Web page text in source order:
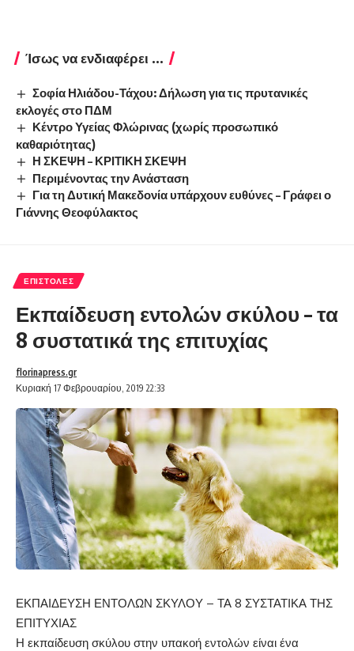
Ίσως να ενδιαφέρει ...
Σοφία Ηλιάδου-Τάχου: Δήλωση για τις πρυτανικές
εκλογές στο ΠΔΜ
Κέντρο Υγείας Φλώρινας (χωρίς προσωπικό
καθαριότητας)
Η ΣΚΕΨΗ – ΚΡΙΤΙΚΗ ΣΚΕΨΗ
Περιμένοντας την Ανάσταση
Για τη Δυτική Μακεδονία υπάρχουν ευθύνες – Γράφει ο
Γιάννης Θεοφύλακτος
ΕΠΙΣΤΟΛΈΣ
Εκπαίδευση εντολών σκύλου – τα
8 συστατικά της επιτυχίας
Κυριακή 17 Φεβρουαρίου, 2019 22:33
florinapress.gr
ΕΚΠΑΙΔΕΥΣΗ ΕΝΤΟΛΩΝ ΣΚΥΛΟΥ – ΤΑ 8 ΣΥΣΤΑΤΙΚΑ ΤΗΣ
ΕΠΙΤΥΧΙΑΣ
Η εκπαίδευση σκύλου στην υπακοή εντολών είναι ένα